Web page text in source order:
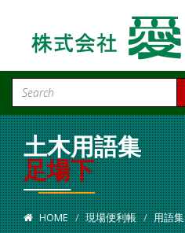
土木用語集
足場下
HOME 現場便利帳 用語集